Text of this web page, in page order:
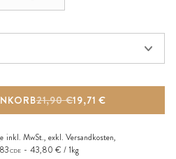
21,90 €19,71 €
inkl. MwSt., exkl. Versandkosten,
CDE 43,80 € / 1kg